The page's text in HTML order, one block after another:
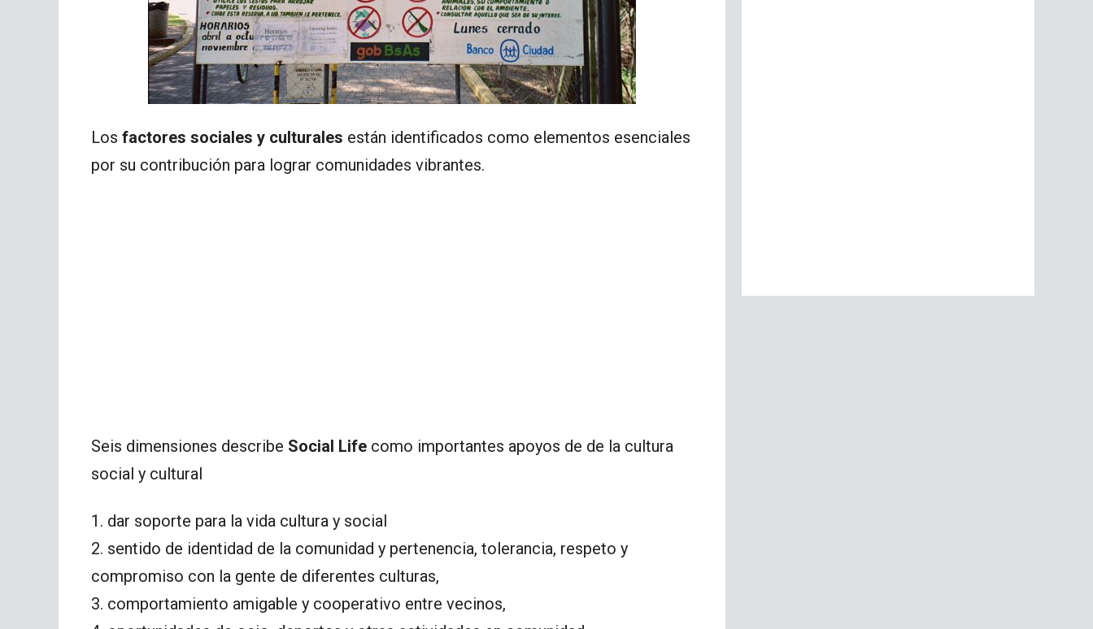
Los factores sociales y culturales están identificados como elementos esenciales
por su contribución para lograr comunidades vibrantes.
Seis dimensiones describe Social Life como importantes apoyos de de la cultura
social y cultural
1. dar soporte para la vida cultura y social
2. sentido de identidad de la comunidad y pertenencia, tolerancia, respeto y
compromiso con la gente de diferentes culturas,
3. comportamiento amigable y cooperativo entre vecinos,